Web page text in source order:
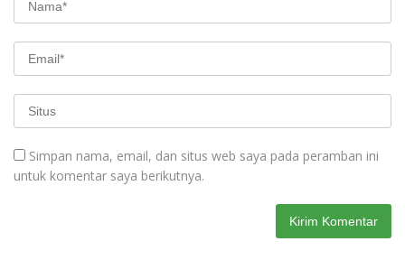
Simpan nama, email, dan situs web saya pada peramban ini
untuk komentar saya berikutnya.